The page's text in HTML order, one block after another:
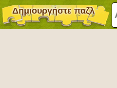
Δημιουργήστε παζλ